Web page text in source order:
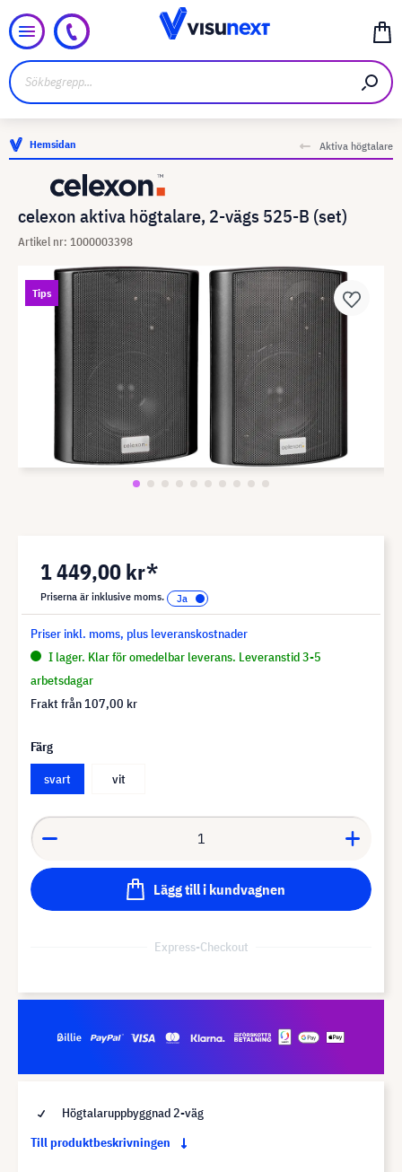
Hemsidan Aktiva högtalare
celexon aktiva högtalare, 2-vägs 525-B (set)
Artikel nr: 1000003398
Tips
1 449,00 kr*
Priserna är inklusive moms.
Priser inkl. moms, plus leveranskostnader
I lager. Klar för omedelbar leverans. Leveranstid 3-5
arbetsdagar
Frakt från 107,00 kr
Färg
svart
vit
Lägg till i kundvagnen
Express-Checkout
Högtalaruppbyggnad 2-väg
Till produktbeskrivningen